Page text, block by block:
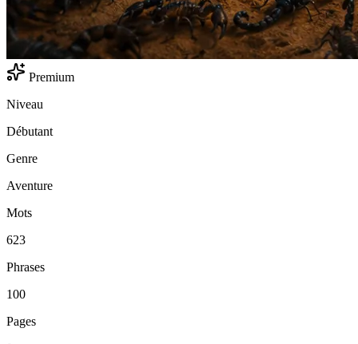
Premium
Niveau
Débutant
Genre
Aventure
Mots
623
Phrases
100
Pages